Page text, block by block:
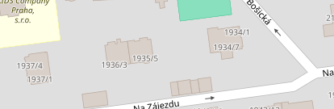
2059/80b, Praha 4 - Krč
• Plocha 265 m²
Malířská, Praha 7
Typ kanceláře •